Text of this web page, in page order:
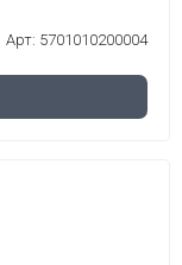
Арт: 5701010200004